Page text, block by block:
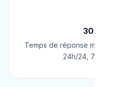
30 Min Chrono
Temps de réponse moyen de 30
24h/24, 7j/7, 365 jours